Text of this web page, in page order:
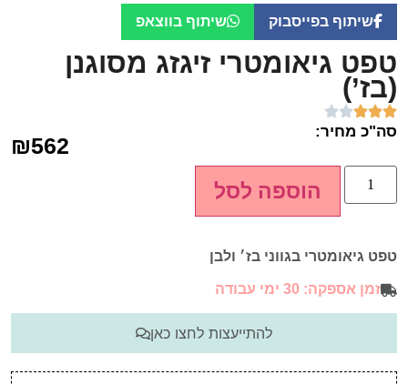
שיתוף בפייסבוק שיתוף בווצאפ
טפט גיאומטרי זיגזג מסוגנן
(בז’)
סה"כ מחיר:
₪562
הוספה לסל
טפט גיאומטרי בגווני בז׳ ולבן
זמן אספקה: 30 ימי עבודה
להתייעצות לחצו כאן